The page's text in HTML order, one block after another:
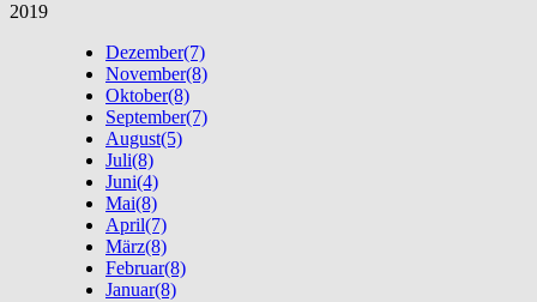
2019
Dezember(7)
November(8)
Oktober(8)
September(7)
August(5)
Juli(8)
Juni(4)
Mai(8)
April(7)
März(8)
Februar(8)
Januar(8)